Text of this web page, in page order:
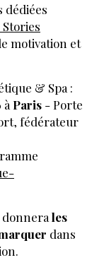
dédiées
Stories
motivation et
& Spa :
à Paris - Porte
fédérateur
donnera les
dans